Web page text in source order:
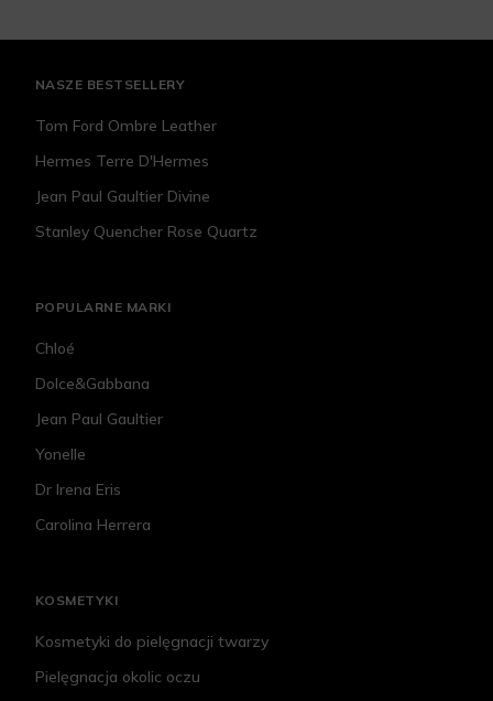
NASZE BESTSELLERY
Tom Ford Ombre Leather
Hermes Terre D'Hermes
Jean Paul Gaultier Divine
Stanley Quencher Rose Quartz
POPULARNE MARKI
Chloé
Dolce&Gabbana
Jean Paul Gaultier
Yonelle
Dr Irena Eris
Carolina Herrera
KOSMETYKI
Kosmetyki do pielęgnacji twarzy
Pielęgnacja okolic oczu